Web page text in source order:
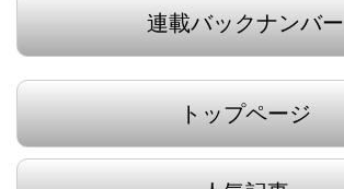
連載バックナンバー
トップページ